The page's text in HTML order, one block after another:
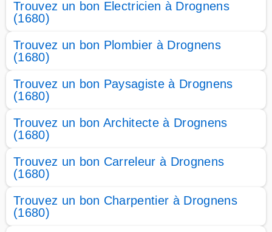
Trouvez un bon Electricien à Drognens
(1680)
Trouvez un bon Plombier à Drognens
(1680)
Trouvez un bon Paysagiste à Drognens
(1680)
Trouvez un bon Architecte à Drognens
(1680)
Trouvez un bon Carreleur à Drognens
(1680)
Trouvez un bon Charpentier à Drognens
(1680)